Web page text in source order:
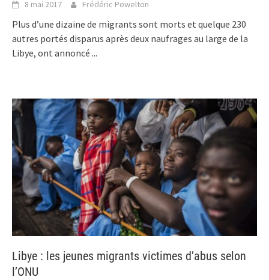
8 mai 2017 Frédéric Powelton
Plus d’une dizaine de migrants sont morts et quelque 230
autres portés disparus après deux naufrages au large de la
Libye, ont annoncé ...
Libye : les jeunes migrants victimes d’abus selon
l’ONU